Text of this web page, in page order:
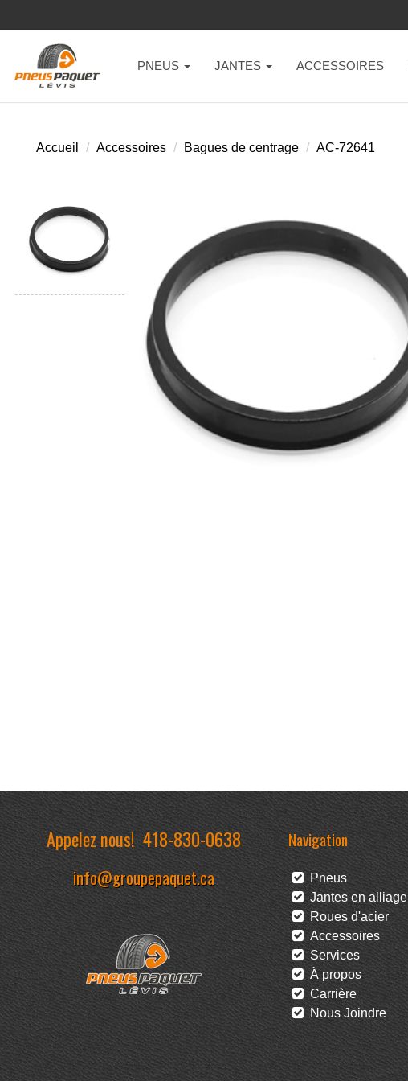
PNEUS JANTES ACCESSOIRES
Accueil Accessoires Bagues de centrage AC-72641
Appelez nous!418-830-0638
info@groupepaquet.ca
Navigation
Pneus
Jantes en alliage
Roues d'acier
Accessoires
Services
À propos
Carrière
Nous Joindre